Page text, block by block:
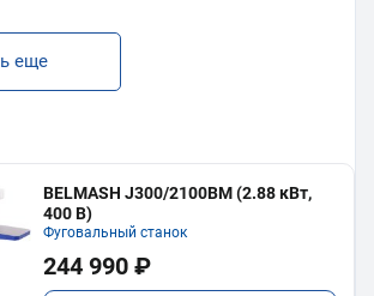
еще
BELMASH J300/2100ВМ (2.88 кВт,
400 В)
Фуговальный станок
244 990 ₽